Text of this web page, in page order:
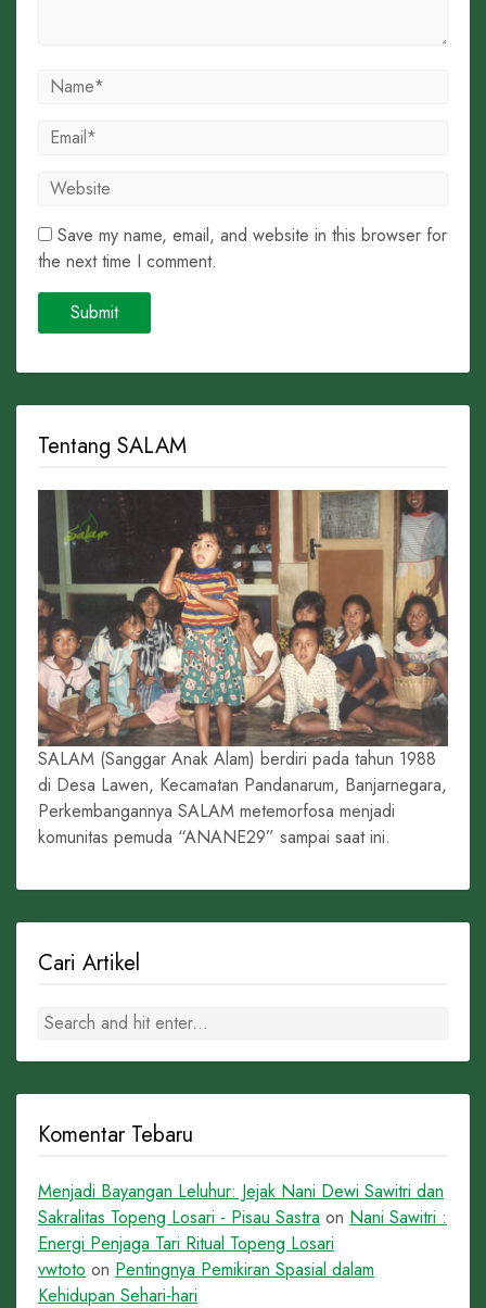
Save my name, email, and website in this browser for
the next time I comment.
Tentang SALAM
SALAM (Sanggar Anak Alam) berdiri pada tahun 1988
di Desa Lawen, Kecamatan Pandanarum, Banjarnegara,
Perkembangannya SALAM metemorfosa menjadi
komunitas pemuda “ANANE29” sampai saat ini.
Cari Artikel
Komentar Tebaru
Menjadi Bayangan Leluhur: Jejak Nani Dewi Sawitri dan
Sakralitas Topeng Losari - Pisau Sastra on Nani Sawitri :
Energi Penjaga Tari Ritual Topeng Losari
vwtoto on Pentingnya Pemikiran Spasial dalam
Kehidupan Sehari-hari